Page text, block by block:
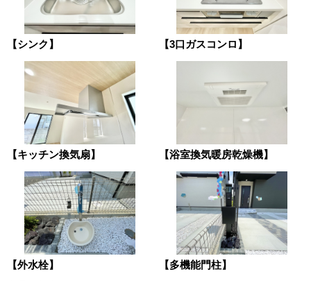
【シンク】 【3口ガスコンロ】
【キッチン換気扇】 【浴室換気暖房乾燥機】
【外水栓】 【多機能門柱】